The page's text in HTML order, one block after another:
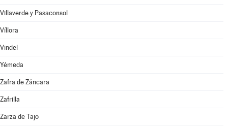
Villaverde y Pasaconsol
Víllora
Vindel
Yémeda
Zafra de Záncara
Zafrilla
Zarza de Tajo